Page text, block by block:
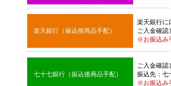
楽天銀行（振込後商品手配）
楽天銀行に
ご入金確認
※お振込み
七十七銀行（振込後商品手配）
ご入金確認
振込先：七
※お振込み